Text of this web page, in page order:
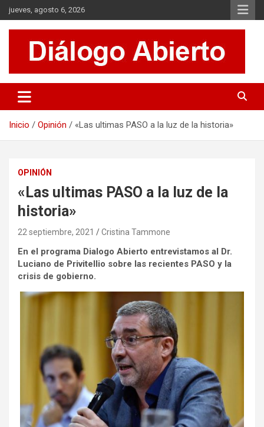
Saltar
al
contenido
jueves, agosto 6, 2026
Diálogo Abierto
Se tratan diversos temas de actualidad buscando hacer un
aporte a la sociedad, brindando información relevante de lo que
Inicio Opinión «Las ultimas PASO a la luz de la historia»
OPINIÓN
«Las ultimas PASO a la luz de la
historia»
22 septiembre, 2021 Cristina Tammone
En el programa Dialogo Abierto entrevistamos al Dr.
Luciano de Privitellio sobre las recientes PASO y la
crisis de gobierno.